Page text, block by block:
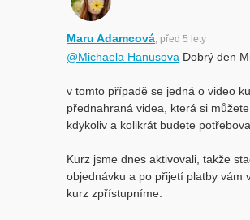
Maru Adamcová, před 5 lety
@Michaela Hanusova Dobrý den
v tomto případě se jedná o video
přednahraná videa, která si
kdykoliv a kolikrát budete
Kurz jsme dnes aktivovali, takže
objednávku a po přijetí platby vám
kurz zpřístupníme.